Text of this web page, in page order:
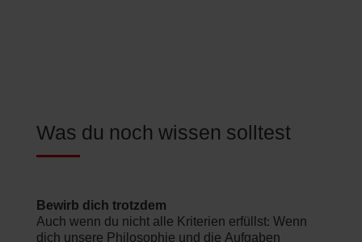
Was du noch wissen solltest
Bewirb dich trotzdem
Auch wenn du nicht alle Kriterien erfüllst: Wenn
dich unsere Philosophie und die Aufgaben